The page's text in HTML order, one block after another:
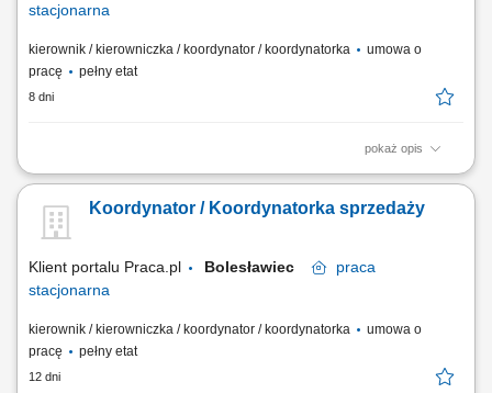
stacjonarna
kierownik / kierowniczka / koordynator / koordynatorka
umowa o
pracę
pełny etat
8 dni
pokaż opis
Zapewnienie profesjonalnej obsługi klientów; Koordynacja zadań
wyników sprzedaży; Nadzór operacyjny działu;
Koordynator / Koordynatorka sprzedaży
Klient portalu Praca.pl Bolesławiec
praca
stacjonarna
kierownik / kierowniczka / koordynator / koordynatorka
umowa o
pracę
pełny etat
12 dni